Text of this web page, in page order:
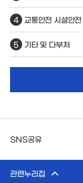
교통안전 시설안전
기타 및 다부처
SNS공유
관련누리집